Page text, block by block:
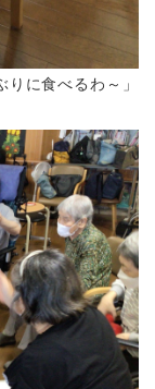
に食べるわ～」